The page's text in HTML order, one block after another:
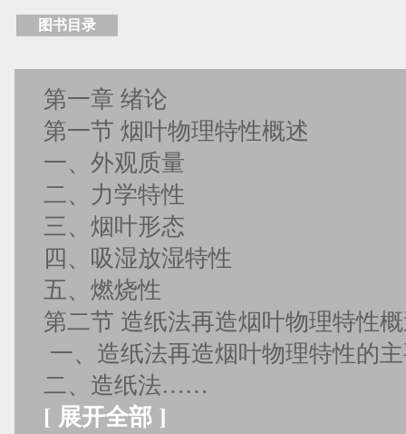
图书目录
第一章 绪论
第一节 烟叶物理特性概述
一、外观质量
二、力学特性
三、烟叶形态
四、吸湿放湿特性
五、燃烧性
第二节 造纸法再造烟叶物理特性
一、造纸法再造烟叶物理特性的
二、造纸法……
[ 展开全部 ]